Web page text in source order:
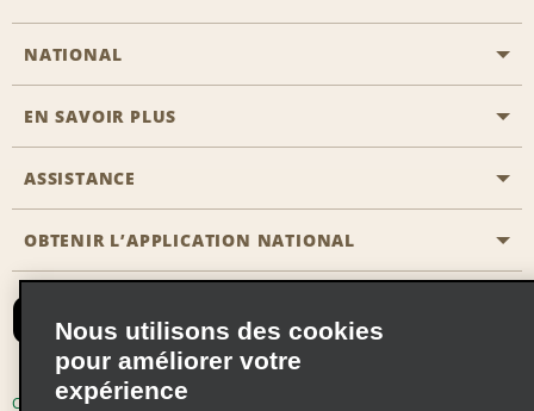
NATIONAL
Passer une réservation
Solutions pour les professionnels
EN SAVOIR PLUS
Carrière
ASSISTANCE
Accessibilité
Recevoir des offres par email
OBTENIR L’APPLICATION NATIONAL
Conditions d’utilisation
Nous utilisons des cookies
pour améliorer votre
expérience